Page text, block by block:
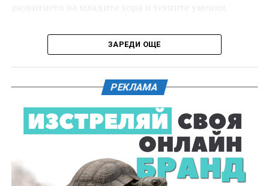
И двете вечери ще продължи инициативата „Книга
за книга“ – всеки може да донесе книга от личната
си библиотека и да вземе друга. Целта е обмен на
заглавия, впечатления и приятен разговор за
литература.
Вечерта е в пика на метеорния поток „Персеиди“ –
едно от най-красивите и очаквани астрономически
дни Земята преминава през шлейф от частици,
оставени от кометата 109P/Swift-Tuttle.
Тези частици изгарят в атмосферата над нас и
ние ги виждаме като ярки падащи звезди. На тъмно
и високо място могат да бъдат забелязани около 100
падащи звезди на час. На Градище, заради
близостта на града, броят им е значително по-
ЗАРЕДИ ОЩЕ
РЕКЛАМА